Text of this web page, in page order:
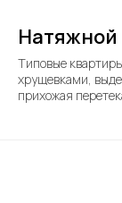
Натяжной
Типовые
хрущевками,
прихожая